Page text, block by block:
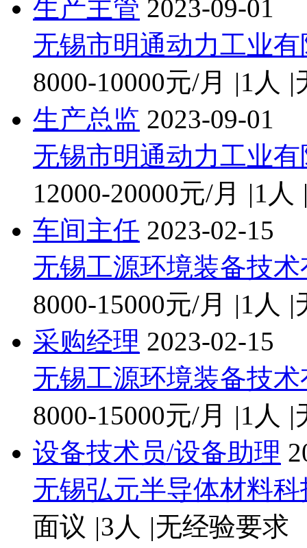
生产主管 2023-09-01
无锡市明通动力工业
8000-10000元/月
|1人 |
生产总监 2023-09-01
无锡市明通动力工业
12000-20000元/月
|1人
车间主任 2023-02-15
无锡工源环境装备技
8000-15000元/月
|1人 |
采购经理 2023-02-15
无锡工源环境装备技
8000-15000元/月
|1人 |
设备技术员/设备助理
无锡弘元半导体材料
面议 |3人 |无经验要求